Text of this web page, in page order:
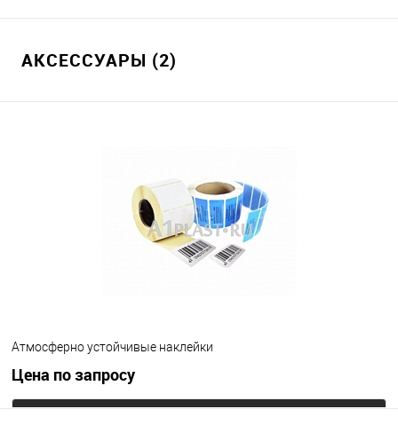
АКСЕССУАРЫ (2)
Атмосферно устойчивые наклейки
Цена по запросу